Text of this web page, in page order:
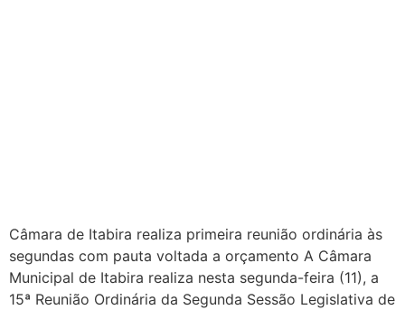
Câmara de Itabira realiza primeira reunião ordinária às
segundas com pauta voltada a orçamento A Câmara
Municipal de Itabira realiza nesta segunda-feira (11), a
15ª Reunião Ordinária da Segunda Sessão Legislativa de